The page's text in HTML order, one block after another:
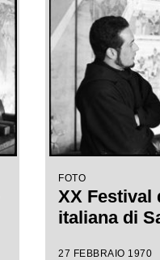
FOTO
XX Festival
italiana di
27 FEBBRAIO 1970